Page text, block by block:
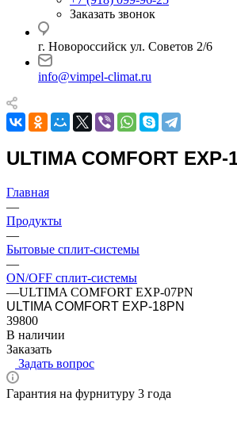
Заказать звонок
г. Новороссийск ул. Советов 2/6
info@vimpel-climat.ru
ULTIMA COMFORT EXP-
Главная
—
Продукты
—
Бытовые сплит-системы
—
ON/OFF сплит-системы
—ULTIMA COMFORT EXP-07PN
ULTIMA COMFORT EXP-18PN
39800
В наличии
Заказать
Задать вопрос
Гарантия на фурнитуру 3 года